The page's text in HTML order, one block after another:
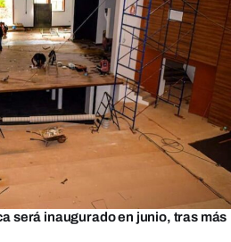
será inaugurado en junio, tras más